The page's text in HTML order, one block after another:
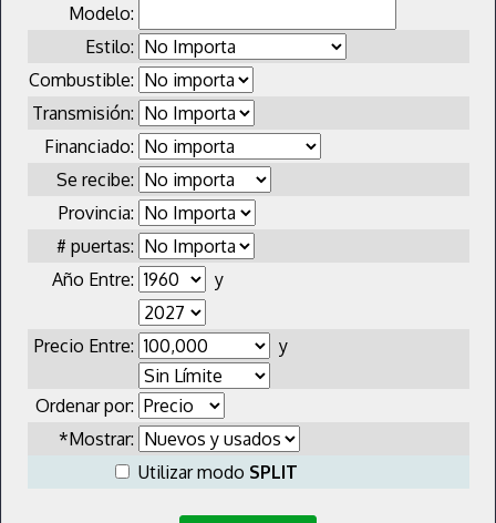
Modelo:
Estilo:
Combustible:
Transmisión:
Financiado:
Se recibe:
Provincia:
# puertas:
Año Entre:
y
Precio Entre: y
Ordenar por:
*Mostrar:
Utilizar modo SPLIT